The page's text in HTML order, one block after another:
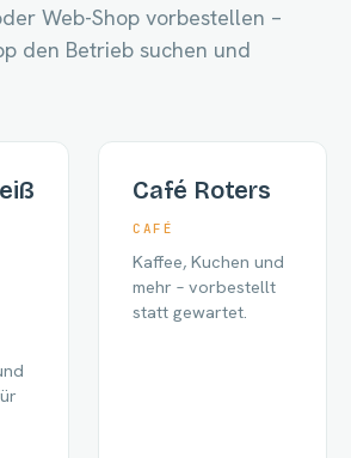
Web-Shop vorbestellen –
den Betrieb suchen und
Café Roters
CAFÉ
Kaffee, Kuchen und
mehr – vorbestellt
statt gewartet.